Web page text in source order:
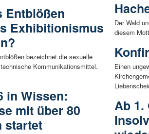
Entblößen
Exhibitionismus
bezeichnet die sexuelle
Kommunikationsmittel.
in Wissen:
mit über 80
startet
Der Wald
diesem
Einen
Ab 1.